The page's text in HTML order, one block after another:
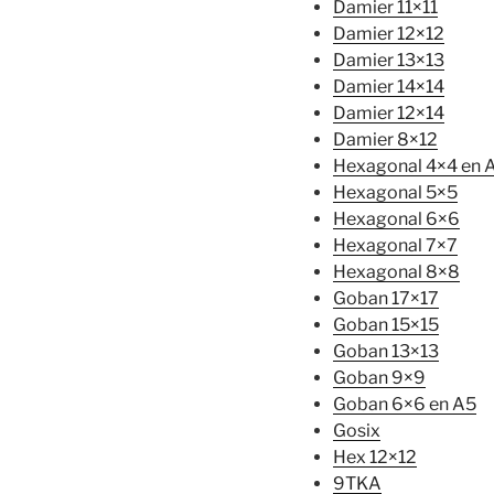
Damier 11×11
Damier 12×12
Damier 13×13
Damier 14×14
Damier 12×14
Damier 8×12
Hexagonal 4×4 en
Hexagonal 5×5
Hexagonal 6×6
Hexagonal 7×7
Hexagonal 8×8
Goban 17×17
Goban 15×15
Goban 13×13
Goban 9×9
Goban 6×6 en A5
Gosix
Hex 12×12
9TKA